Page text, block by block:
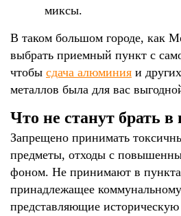
миксы.
В таком большом городе, как
выбрать приемный пункт с
чтобы сдача алюминия и
металлов была для вас
Что не станут брать
Запрещено принимать
предметы, отходы с
фоном. Не принимают в
принадлежащее
представляющие